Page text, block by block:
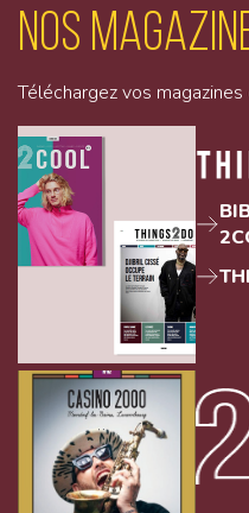
Nos
Téléchargez vos